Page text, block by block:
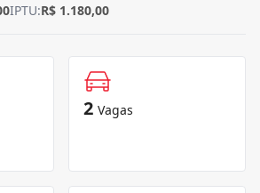
IPTU:R$ 1.180,00
2 Vagas